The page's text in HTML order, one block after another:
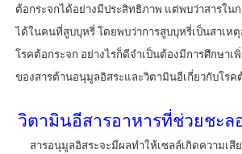
ต้อกระจกได้อย่างมีประสิทธิภาพ แต่พบว่าสารใน
ได้ในคนที่สูบบุหรี่ โดยพบว่าการสูบบุหรี่เป็นสาเห
โรคต้อกระจก อย่างไรก็ดีจำเป็นต้องมีการศึกษาเ
ของสารต้านอนุมูลอิสระและวิตามินอีเกี่ยวกับโรค
วิตามินอีสารอาหารที่ช่วยชะล
สารอนุมูลอิสระจะมีผลทำให้เซลล์เกิดความเสี